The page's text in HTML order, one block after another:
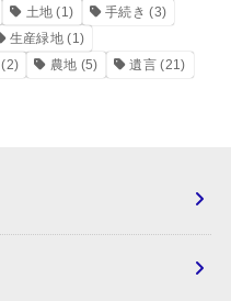
土地 (1) 手続き (3)
生産緑地 (1)
(2) 農地 (5) 遺言(21)